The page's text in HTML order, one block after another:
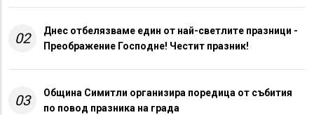
02
Днес отбелязваме един от най-светлите празници -
Преображение Господне! Честит празник!
03
Община Симитли организира поредица от събития
по повод празника на града